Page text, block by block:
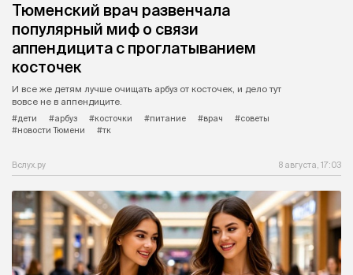
Тюменский врач развенчала
популярный миф о связи
аппендицита с проглатыванием
косточек
И все же детям лучше очищать арбуз от косточек, и дело тут
вовсе не в аппендиците.
#дети
#арбуз #косточки #питание #врач
#советы
#новости Тюмени
#тк
Вслух.ру 8 августа, 17:03